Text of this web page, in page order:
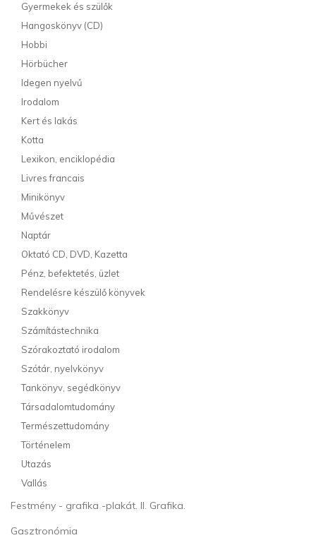
Gyermekek és szülők
Hangoskönyv (CD)
Hobbi
Hörbücher
Idegen nyelvű
Irodalom
Kert és lakás
Kotta
Lexikon, enciklopédia
Livres francais
Minikönyv
Művészet
Naptár
Oktató CD, DVD, Kazetta
Pénz, befektetés, üzlet
Rendelésre készülő könyvek
Szakkönyv
Számítástechnika
Szórakoztató irodalom
Szótár, nyelvkönyv
Tankönyv, segédkönyv
Társadalomtudomány
Természettudomány
Történelem
Utazás
Vallás
Festmény - grafika -plakát. II. Grafika.
Gasztronómia